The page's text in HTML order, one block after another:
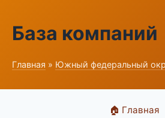
База компаний
Главная » Южный федеральный
🏠 Главная